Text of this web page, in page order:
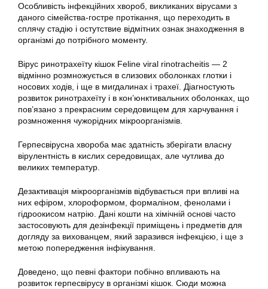
Особливість інфекційних хвороб, викликаних вірусами з
даного сімейства-гостре протікання, що переходить в
сплячу стадію і остутствие відмітних ознак знаходження в
організмі до потрібного моменту.
Вірус ринотрахеїту кішок Feline viral rinotracheitis — 2
відмінно розмножується в слизових оболонках глотки і
носових ходів, і ще в мигдалинах і трахеї. Діагностують
розвиток ринотрахеїту і в кон’юнктивальних оболонках, що
пов’язано з прекрасним середовищем для харчування і
розмноження чужорідних мікроорганізмів.
Герпесвірусна хвороба має здатність зберігати власну
вірулентність в кислих середовищах, але чутлива до
великих температур.
Дезактивація мікроорганізмів відбувається при впливі на
них ефіром, хлороформом, формаліном, фенолами і
гідроокисом натрію. Дані кошти на хімічній основі часто
застосовують для дезінфекції приміщень і предметів для
догляду за вихованцем, який заразився інфекцією, і ще з
метою попередження інфікування.
Доведено, що певні фактори побічно впливають на
розвиток герпесвірусу в організмі кішок. Сюди можна